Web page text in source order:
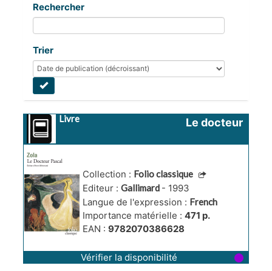
Rechercher
Trier
Livre
Le docteur
Collection : Folio classique
Editeur : Gallimard - 1993
Langue de l'expression : French
Importance matérielle : 471 p.
EAN : 9782070386628
Vérifier la disponibilité